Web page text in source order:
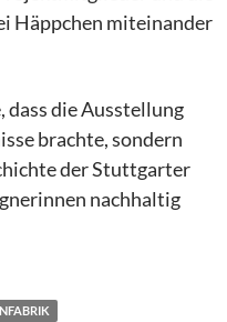
Häppchen miteinander
dass die Ausstellung
brachte, sondern
der Stuttgarter
nachhaltig